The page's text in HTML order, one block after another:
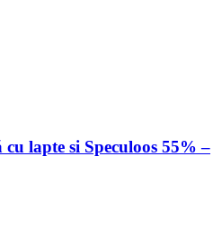
lapte si Speculoos 55% –